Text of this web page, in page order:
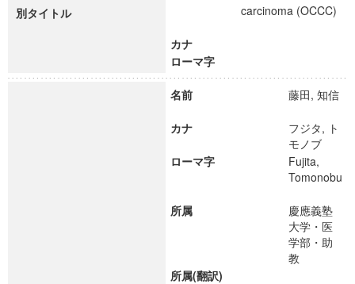
別タイトル
carcinoma (OCCC)
カナ
ローマ字
名前 藤田, 知信
カナ
フジタ, ト
モノブ
ローマ字
Fujita,
Tomonobu
所属
慶應義塾
大学・医
学部・助
教
所属(翻訳)